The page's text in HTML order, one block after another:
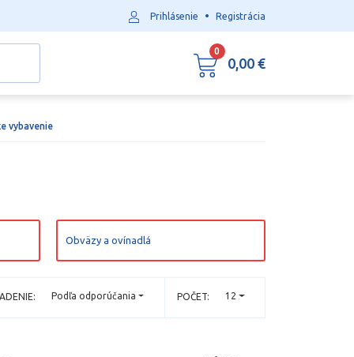
vybavenie
Obväzy a ovínadlá
POČET: 12
Podľa odporúčania
Prihlásenie • Registrácia
0
0,00 €